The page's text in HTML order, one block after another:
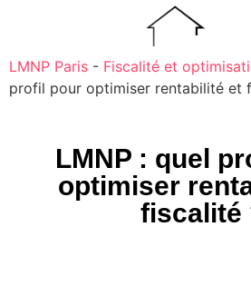
LMNP Paris - Fiscalité et
profil pour optimiser rentabilité et
LMNP : quel
optimiser
fiscalité